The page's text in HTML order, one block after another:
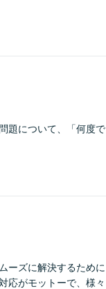
題について、「何度で
ーズに解決するために
応がモットーで、様々